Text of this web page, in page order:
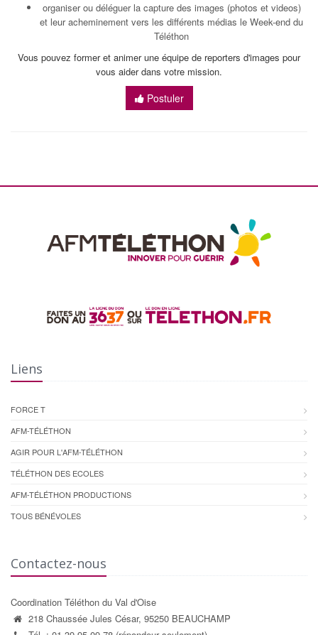
organiser ou déléguer la capture des images (photos et videos)
et leur acheminement vers les différents médias le Week-end du
Téléthon
Vous pouvez former et animer une équipe de reporters d'images pour
vous aider dans votre mission.
Postuler
Liens
FORCE T
AFM-TÉLÉTHON
AGIR POUR L'AFM-TÉLÉTHON
TÉLÉTHON DES ECOLES
AFM-TÉLÉTHON PRODUCTIONS
TOUS BÉNÉVOLES
Contactez-nous
Coordination Téléthon du Val d'Oise
218 Chaussée Jules César, 95250 BEAUCHAMP